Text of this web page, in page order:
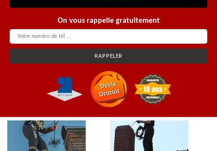
On vous rappelle gratuitement